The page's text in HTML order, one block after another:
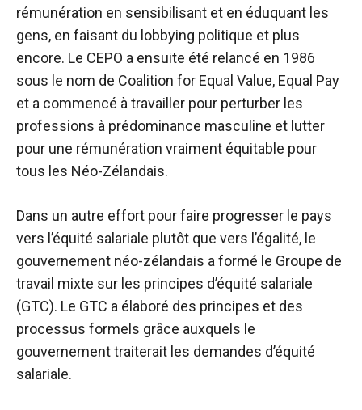
rémunération en sensibilisant et en éduquant les
gens, en faisant du lobbying politique et plus
encore. Le CEPO a ensuite été relancé en 1986
sous le nom de Coalition for Equal Value, Equal Pay
et a commencé à travailler pour perturber les
professions à prédominance masculine et lutter
pour une rémunération vraiment équitable pour
tous les Néo-Zélandais.
Dans un autre effort pour faire progresser le pays
vers l’équité salariale plutôt que vers l’égalité, le
gouvernement néo-zélandais a formé le Groupe de
travail mixte sur les principes d’équité salariale
(GTC). Le GTC a élaboré des principes et des
processus formels grâce auxquels le
gouvernement traiterait les demandes d’équité
salariale.